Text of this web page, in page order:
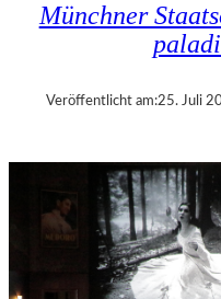
Münchner
Veröffentlicht am:25. Juli